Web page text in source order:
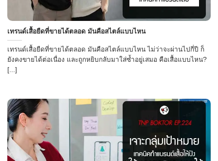
เทรนด์เสื้อยืดที่ขายได้ตลอด มันคือสไตล์แบบไหน
เทรนด์เสื้อยืดที่ขายได้ตลอด มันคือสไตล์แบบไหน ไม่ว่าจะผ่านไปกี่ปี ก็
ยังคงขายได้ต่อเนื่อง และถูกหยิบกลับมาใส่ซ้ำอยู่เสมอ คือเสื้อแบบไหน?
[...]